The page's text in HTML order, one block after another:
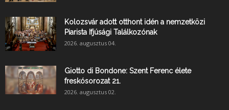
Kolozsvár adott otthont idén a nemzetközi
Piarista Ifjúsági Találkozónak
2026. augusztus 04.
Giotto di Bondone: Szent Ferenc élete
freskósorozat 21.
2026. augusztus 02.